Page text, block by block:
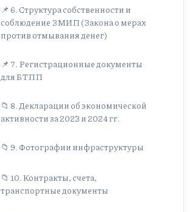
📌 6. Структура собственности и
соблюдение ЗМИП (Закона о мерах
против отмывания денег)
📌 7. Регистрационные документы
для БТПП
📁 8. Декларации об экономической
активности за 2023 и 2024 гг.
📁 9. Фотографии инфраструктуры
📁 10. Контракты, счета,
транспортные документы